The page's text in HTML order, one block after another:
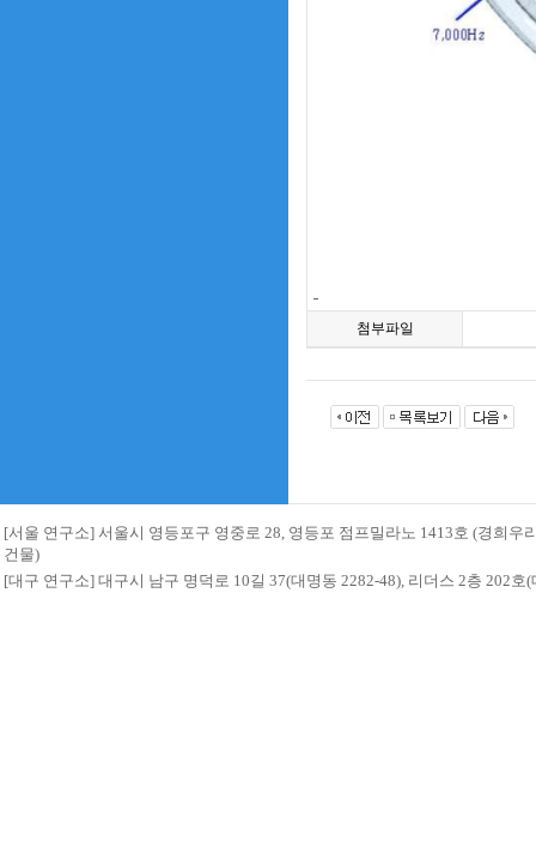
첨부파일
[서울 연구소] 서울시 영등포구 영중로 28, 영등포 점프밀라노 1413호 (경희우
건물)
[대구 연구소] 대구시 남구 명덕로 10길 37(대명동 2282-48), 리더스 2층 202호